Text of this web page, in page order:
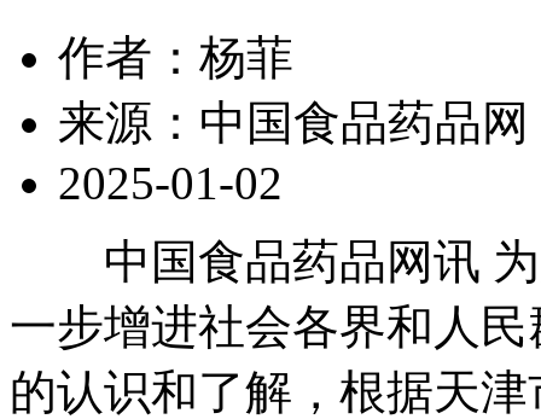
作者：杨菲
来源：中国食品药品网
2025-01-02
中国食品药品网讯 为
一步增进社会各界和人
的认识和了解，根据天